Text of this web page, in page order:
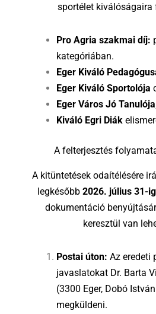
sportélet kiválóságaira
Pro Agria szakmai díj:
kategóriában.
Eger Kiváló
Eger Kiváló Sportolója
Eger Város Jó
Kiváló Egri Diák
A felterjesztés
A kitüntetések odaítélésére
legkésőbb 2026. július 31-ig
dokumentáció
keresztül van
Postai úton: Az eredeti
javaslatokat Dr. Barta
(3300 Eger, Dobó
megküldeni.